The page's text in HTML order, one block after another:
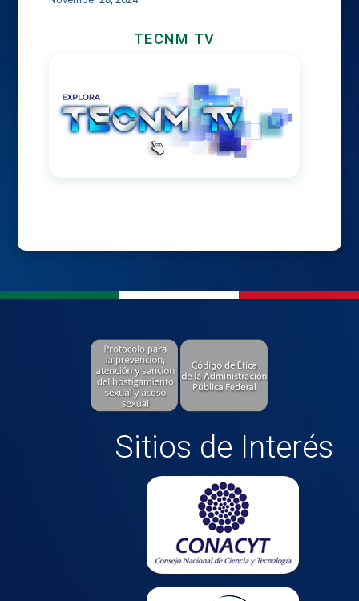
TECNM TV
Sitios de Interés